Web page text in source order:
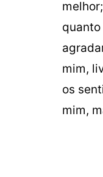
mim,
os
mim,